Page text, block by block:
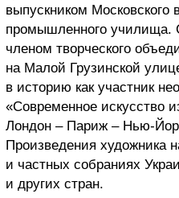
выпускником Московского
промышленного училища.
членом творческого
на Малой Грузинской
в историю как участник
«Современное искусство
Лондон – Париж – Нью-
Произведения художника
и частных собраниях
и других стран.